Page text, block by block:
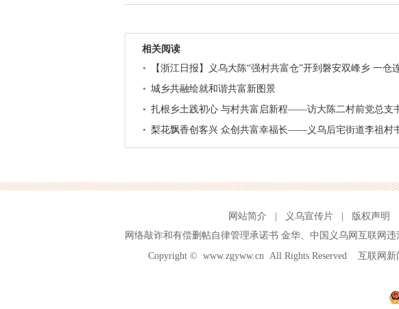
相关阅读
【浙江日报】义乌大陈“强村共富仓”开到磐安双峰乡 一仓
城乡共融绘就和谐共富新图景
扎根乡土践初心 与村共富启新程——访大陈二村前党总支
梨花飘香创客兴 众创共富幸福长——义乌后宅街道李祖村
网站简介 义乌宣传片 版权声明
网络敲诈和有偿删帖自律管理承诺书 金华、 中国义乌网互联网
Copyright © www.zgyww.cn All Rights Reserved 互联网